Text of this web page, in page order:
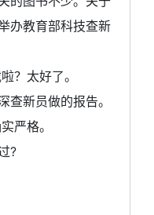
办教育部科技查新
？太好了。
查新员做的报告。
严格。
?